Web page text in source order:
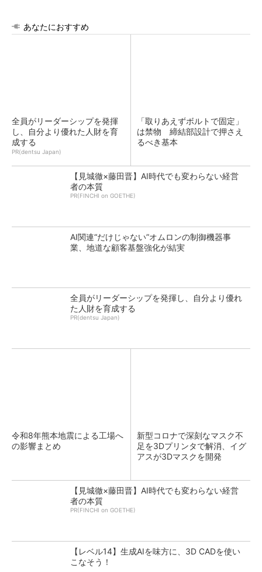
あなたにおすすめ
全員がリーダーシップを発揮
し、自分より優れた人財を育
成する
PR(dentsu Japan)
「取りあえずボルトで固定」
は禁物 締結部設計で押さえ
るべき基本
【見城徹×藤田晋】AI時代でも変わらない経営
者の本質
PR(FINCHI on GOETHE)
AI関連“だけじゃない”オムロンの制御機器事
業、地道な顧客基盤強化が結実
全員がリーダーシップを発揮し、自分より優れ
た人財を育成する
PR(dentsu Japan)
令和8年熊本地震による工場へ
の影響まとめ
新型コロナで深刻なマスク不
足を3Dプリンタで解消、イグ
アスが3Dマスクを開発
【見城徹×藤田晋】AI時代でも変わらない経営
者の本質
PR(FINCHI on GOETHE)
【レベル14】生成AIを味方に、3D CADを使い
こなそう！